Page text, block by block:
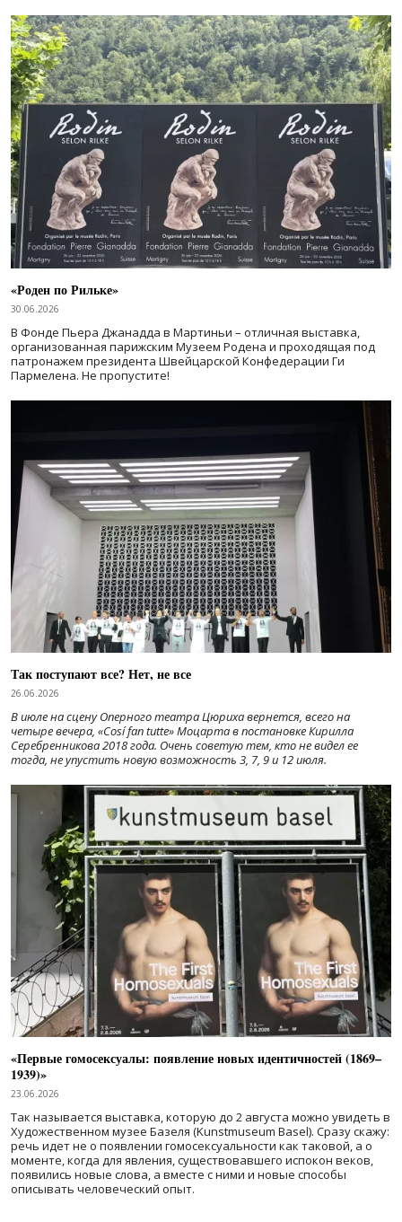
«Роден по Рильке»
30.06.2026
В Фонде Пьера Джанадда в Мартиньи – отличная выставка,
организованная парижским Музеем Родена и проходящая под
патронажем президента Швейцарской Конфедерации Ги
Пармелена. Не пропустите!
Так поступают все? Нет, не все
26.06.2026
В июле на сцену Оперного театра Цюриха вернется, всего на
четыре вечера, «Cosí fan tutte» Моцарта в постановке Кирилла
Серебренникова 2018 года. Очень советую тем, кто не видел ее
тогда, не упустить новую возможность 3, 7, 9 и 12 июля.
«Первые гомосексуалы: появление новых идентичностей (1869–
1939)»
23.06.2026
Так называется выставка, которую до 2 августа можно увидеть в
Художественном музее Базеля (Kunstmuseum Basel). Сразу скажу:
речь идет не о появлении гомосексуальности как таковой, а о
моменте, когда для явления, существовавшего испокон веков,
появились новые слова, а вместе с ними и новые способы
описывать человеческий опыт.